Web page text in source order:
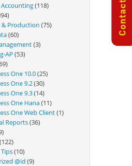
9.2
9.3
10.0
Accounting(118)
Production (75)
(60)
(3)
AP (53)
One 10.0(25)
One 9.2(30)
One 9.3(14)
One Hana(11)
One Web Client(1)
Reports(36)
(10)
@id (9)